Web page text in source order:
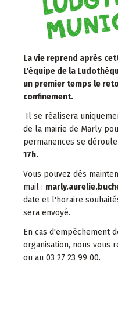
La vie reprend après
L'équipe de la
un premier temps le
confinement.
Il se réalisera
de la mairie de Marly
permanences se
17h.
Vous pouvez dès
mail :
date et l'horaire
sera envoyé.
En cas d'empêchement
organisation, nous vous
ou au 03 27 23 99 00.